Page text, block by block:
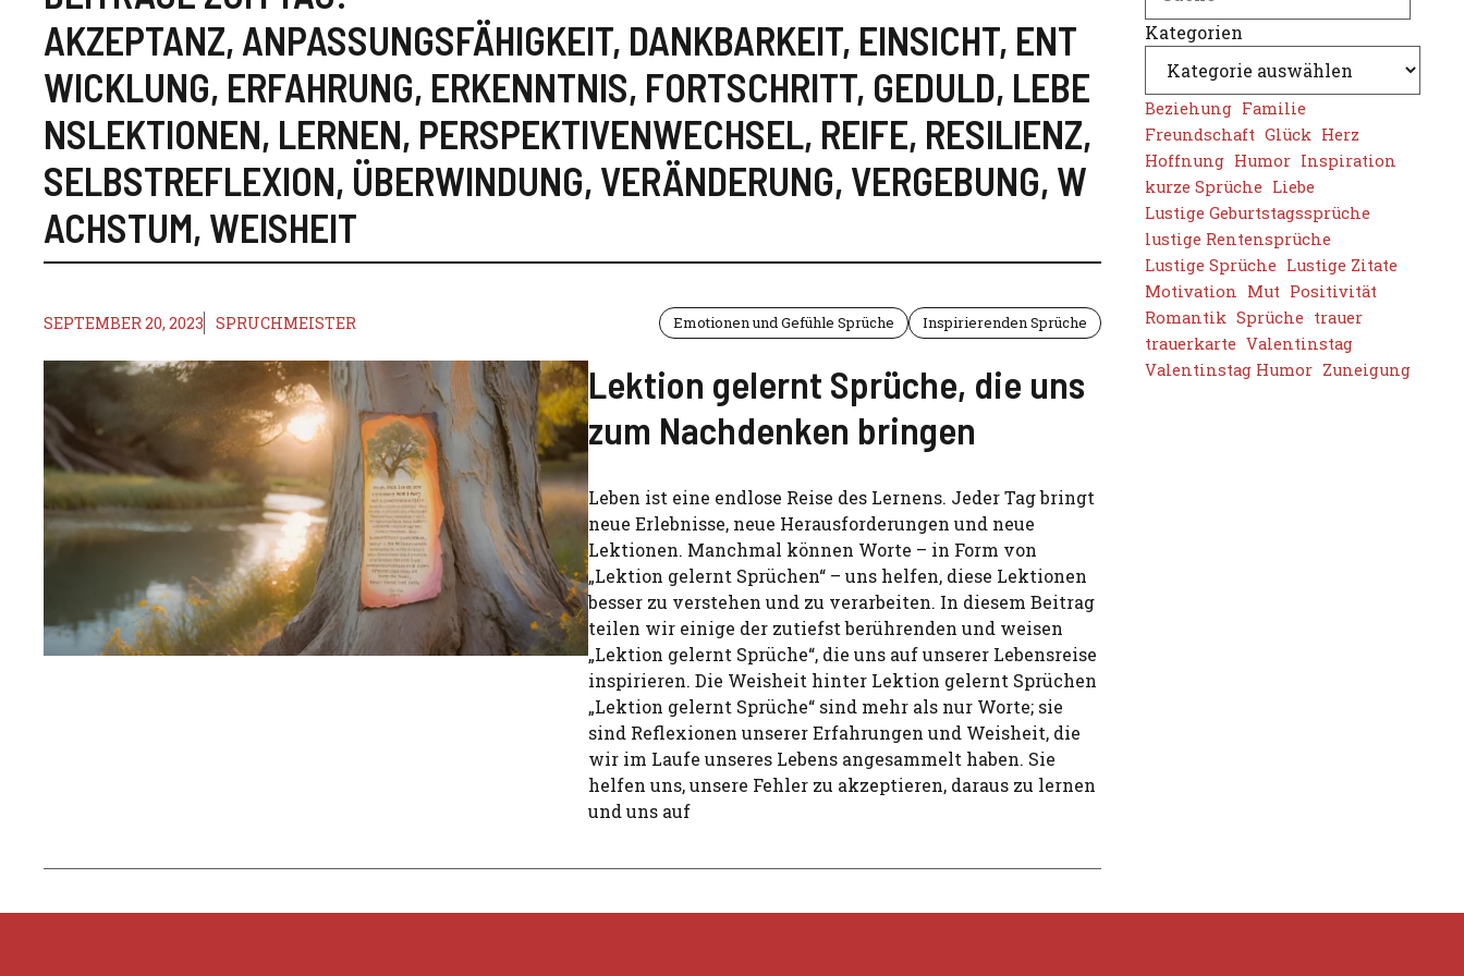
AKZEPTANZ, ANPASSUNGSFÄHIGKEIT, DANKBARKEIT, EINSICHT, ENT
WICKLUNG, ERFAHRUNG, ERKENNTNIS, FORTSCHRITT, GEDULD, LEBE
NSLEKTIONEN, LERNEN, PERSPEKTIVENWECHSEL, REIFE, RESILIENZ,
SELBSTREFLEXION, ÜBERWINDUNG, VERÄNDERUNG, VERGEBUNG, W
ACHSTUM, WEISHEIT
SEPTEMBER 20, 2023 SPRUCHMEISTER Emotionen und Gefühle Sprüche Inspirierenden Sprüche
Lektion gelernt Sprüche, die uns
zum Nachdenken bringen
Leben ist eine endlose Reise des Lernens. Jeder Tag bringt
neue Erlebnisse, neue Herausforderungen und neue
Lektionen. Manchmal können Worte – in Form von
„Lektion gelernt Sprüchen“ – uns helfen, diese Lektionen
besser zu verstehen und zu verarbeiten. In diesem Beitrag
teilen wir einige der zutiefst berührenden und weisen
„Lektion gelernt Sprüche“, die uns auf unserer Lebensreise
inspirieren. Die Weisheit hinter Lektion gelernt Sprüchen
„Lektion gelernt Sprüche“ sind mehr als nur Worte; sie
sind Reflexionen unserer Erfahrungen und Weisheit, die
wir im Laufe unseres Lebens angesammelt haben. Sie
helfen uns, unsere Fehler zu akzeptieren, daraus zu lernen
und uns auf
Kategorien
Beziehung Familie
Freundschaft Glück Herz
Hoffnung Humor Inspiration
kurze Sprüche Liebe
Lustige Geburtstagssprüche
lustige Rentensprüche
Lustige Sprüche Lustige Zitate
Motivation Mut Positivität
Romantik Sprüche trauer
trauerkarte Valentinstag
Valentinstag Humor Zuneigung